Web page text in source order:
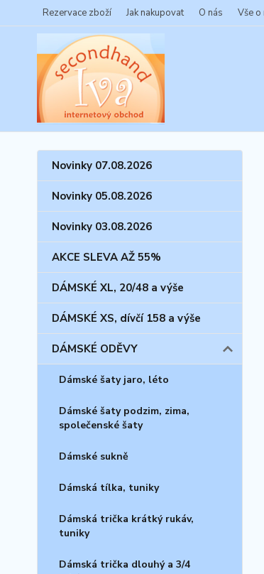
Rezervace zboží Jak nakupovat O nás Vše o
Novinky 07.08.2026
Novinky 05.08.2026
Novinky 03.08.2026
AKCE SLEVA AŽ 55%
DÁMSKÉ XL, 20/48 a výše
DÁMSKÉ XS, dívčí 158 a výše
DÁMSKÉ ODĚVY
Dámské šaty jaro, léto
Dámské šaty podzim, zima,
společenské šaty
Dámské sukně
Dámská tílka, tuniky
Dámská trička krátký rukáv,
tuniky
Dámská trička dlouhý a 3/4